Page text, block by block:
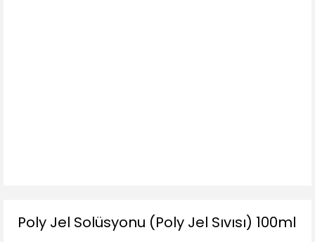
Poly Jel Solüsyonu (Poly Jel Sıvısı) 100ml